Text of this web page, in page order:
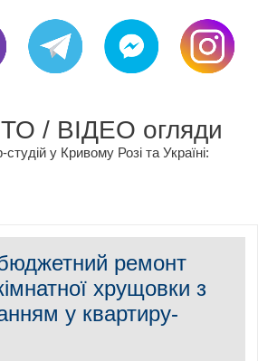
/ ВІДЕО огляди
у Кривому Розі та Україні:
ремонт
хрущовки з
у квартиру-